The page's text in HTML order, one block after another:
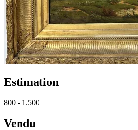
Estimation
800 - 1.500
Vendu